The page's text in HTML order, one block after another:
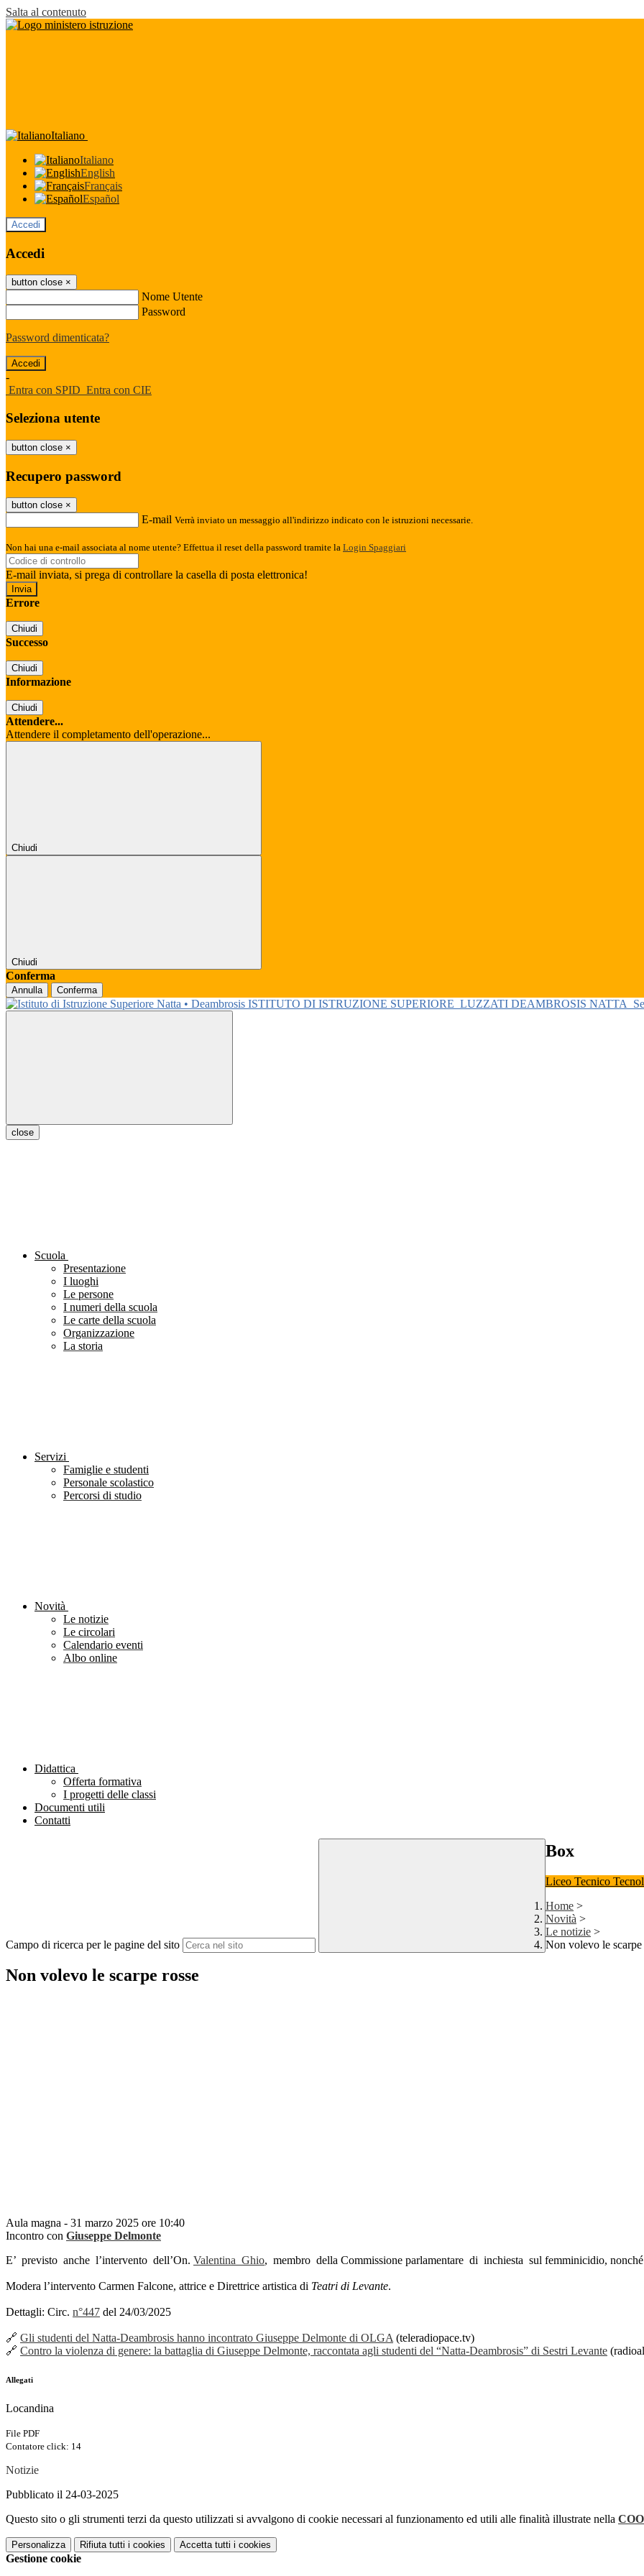
Salta al contenuto
Italiano
Italiano
English
Français
Español
Accedi
Accedi
button close ×
Nome Utente
Password
Password dimenticata?
-
Entra con SPID Entra con CIE
Seleziona utente
button close ×
Recupero password
button close ×
E-mail Verrà inviato un messaggio all'indirizzo indicato con le istruzioni necessarie.
Non hai una e-mail associata al nome utente? Effettua il reset della password tramite la Login Spaggiari
E-mail inviata, si prega di controllare la casella di posta elettronica!
Errore
Chiudi
Successo
Chiudi
Informazione
Chiudi
Attendere...
Attendere il completamento dell'operazione...
Chiudi
Chiudi
Conferma
Annulla Conferma
ISTITUTO DI ISTRUZIONE SUPERIORE LUZZATI DEAMBROSIS NATTA
close
Scuola
Presentazione
I luoghi
Le persone
I numeri della scuola
Le carte della scuola
Organizzazione
La storia
Servizi
Famiglie e studenti
Personale scolastico
Percorsi di studio
Novità
Le notizie
Le circolari
Calendario eventi
Albo online
Didattica
Offerta formativa
I progetti delle classi
Documenti utili
Contatti
Campo di ricerca per le pagine del sito
Box
Liceo Tecnico
Home >
Novità >
Le notizie >
Non volevo le scarpe
Non volevo le scarpe rosse
Aula magna - 31 marzo 2025 ore 10:40
Incontro con Giuseppe Delmonte
E’ previsto anche l’intervento dell’On. Valentina Ghio, membro della Commissione parlamentare di inchiesta sul femminicidio,
Modera l’intervento Carmen Falcone, attrice e Direttrice artistica di Teatri di Levante.
Dettagli: Circ. n°447 del 24/03/2025
🔗 Gli studenti del Natta-Deambrosis hanno incontrato Giuseppe Delmonte di OLGA (teleradiopace.tv)
🔗 Contro la violenza di genere: la battaglia di Giuseppe Delmonte, raccontata agli studenti del “Natta-Deambrosis” di Sestri Levante
Allegati
Locandina
File PDF
Contatore click: 14
Notizie
Pubblicato il 24-03-2025
Questo sito o gli strumenti terzi da questo utilizzati si avvalgono di cookie necessari al funzionamento ed utili alle finalità illustrate nella
Personalizza Rifiuta tutti i cookies Accetta tutti i cookies
Gestione cookie